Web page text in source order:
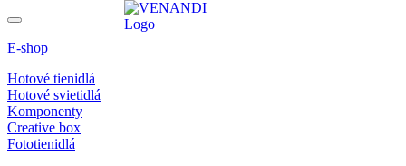
E-shop
Hotové tienidlá
Hotové svietidlá
Komponenty
Creative box
Fototienidlá